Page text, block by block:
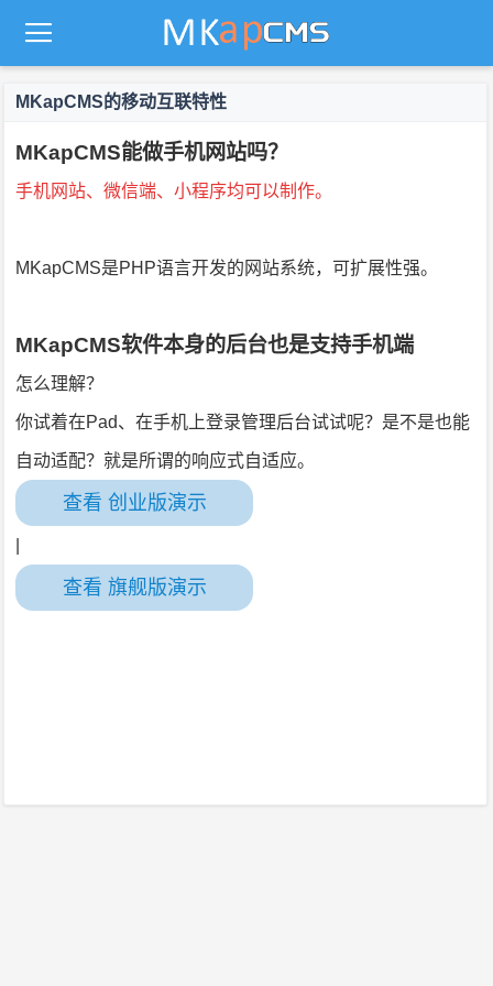
MKapCMS的移动互联特性
MKapCMS能做手机网站吗？
手机网站、微信端、小程序均可以制作。
MKapCMS是PHP语言开发的网站系统，可扩展性强。
MKapCMS软件本身的后台也是支持手机端
怎么理解？
你试着在Pad、在手机上登录管理后台试试呢？是不是也能
自动适配？就是所谓的响应式自适应。
查看 创业版演示
查看 旗舰版演示